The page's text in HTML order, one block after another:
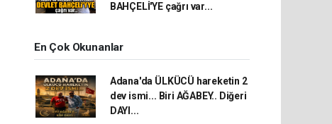
BAHÇELİ'YE çağrı var...
En Çok Okunanlar
Adana'da ÜLKÜCÜ hareketin 2
dev ismi... Biri AĞABEY.. Diğeri
DAYI...